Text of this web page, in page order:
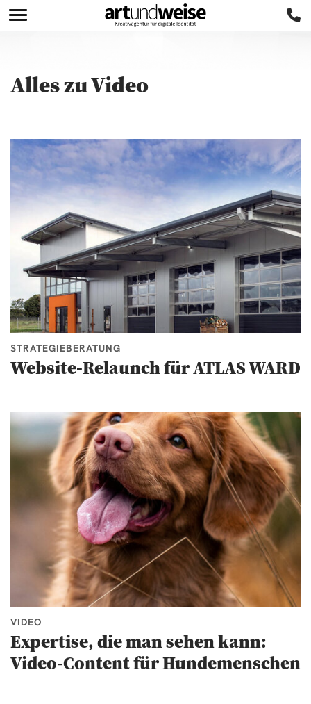
Alles zuVideo
STRATEGIEBERATUNG
Website-Relaunch für ATLAS WARD
VIDEO
Expertise, die man sehen kann:
Video-Content für Hundemenschen